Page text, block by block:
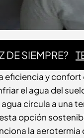
DE SIEMPRE?
y
el agua del
circula a una
opción
la